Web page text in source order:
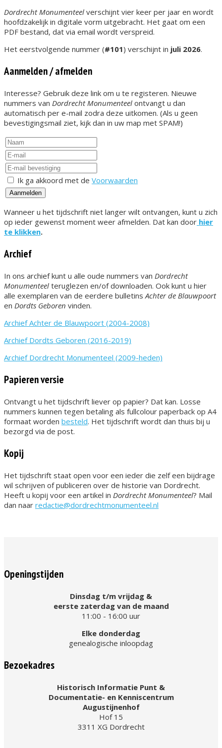
Dordrecht Monumenteel verschijnt vier keer per jaar en wordt
hoofdzakelijk in digitale vorm uitgebracht. Het gaat om een
PDF bestand, dat via email wordt verspreid.
Het eerstvolgende nummer (#101) verschijnt in juli 2026.
Aanmelden / afmelden
Interesse? Gebruik deze link om u te registeren. Nieuwe
nummers van Dordrecht Monumenteel ontvangt u dan
automatisch per e-mail zodra deze uitkomen. (Als u geen
bevestigingsmail ziet, kijk dan in uw map met SPAM!)
Ik ga akkoord met de Voorwaarden
Aanmelden
Wanneer u het tijdschrift niet langer wilt ontvangen, kunt u zich
op ieder gewenst moment weer afmelden. Dat kan door hier
te klikken.
Archief
In ons archief kunt u alle oude nummers van Dordrecht
Monumenteel teruglezen en/of downloaden. Ook kunt u hier
alle exemplaren van de eerdere bulletins Achter de Blauwpoort
en Dordts Geboren vinden.
Archief Achter de Blauwpoort (2004-2008)
Archief Dordts Geboren (2016-2019)
Archief Dordrecht Monumenteel (2009-heden)
Papieren versie
Ontvangt u het tijdschrift liever op papier? Dat kan. Losse
nummers kunnen tegen betaling als fullcolour paperback op A4
formaat worden besteld. Het tijdschrift wordt dan thuis bij u
bezorgd via de post.
Kopij
Het tijdschrift staat open voor een ieder die zelf een bijdrage
wil schrijven of publiceren over de historie van Dordrecht.
Heeft u kopij voor een artikel in Dordrecht Monumenteel? Mail
dan naar redactie@dordrechtmonumenteel.nl
Openingstijden
Dinsdag t/m vrijdag &
eerste zaterdag van de maand
11:00 - 16:00 uur
Elke donderdag
genealogische inloopdag
Bezoekadres
Historisch Informatie Punt &
Documentatie- en Kenniscentrum
Augustijnenhof
Hof 15
3311 XG Dordrecht